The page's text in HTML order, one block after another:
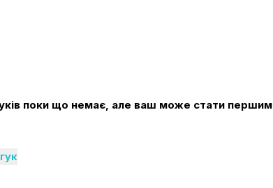
поки що немає, але ваш може стати першим